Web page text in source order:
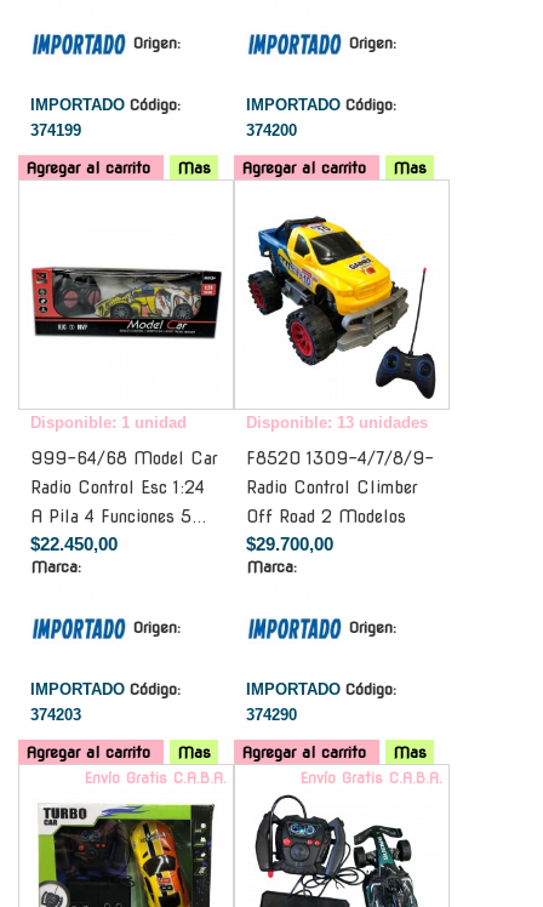
Origen:
IMPORTADO Código:
374199
Agregar al carrito Mas
Origen:
IMPORTADO Código:
374200
Agregar al carrito
Mas
Disponible: 1 unidad
999-64/68 Model Car
Radio Control Esc 1:24
A Pila 4 Funciones 5...
$22.450,00
Marca:
Origen:
IMPORTADO Código:
374203
Agregar al carrito Mas
Disponible: 13 unidades
F8520 1309-4/7/8/9-
Radio Control Climber
Off Road 2 Modelos
$29.700,00
Marca:
Origen:
IMPORTADO Código:
374290
Agregar al carrito
Mas
Envío Gratis C.A.B.A.
Envío Gratis C.A.B.A.